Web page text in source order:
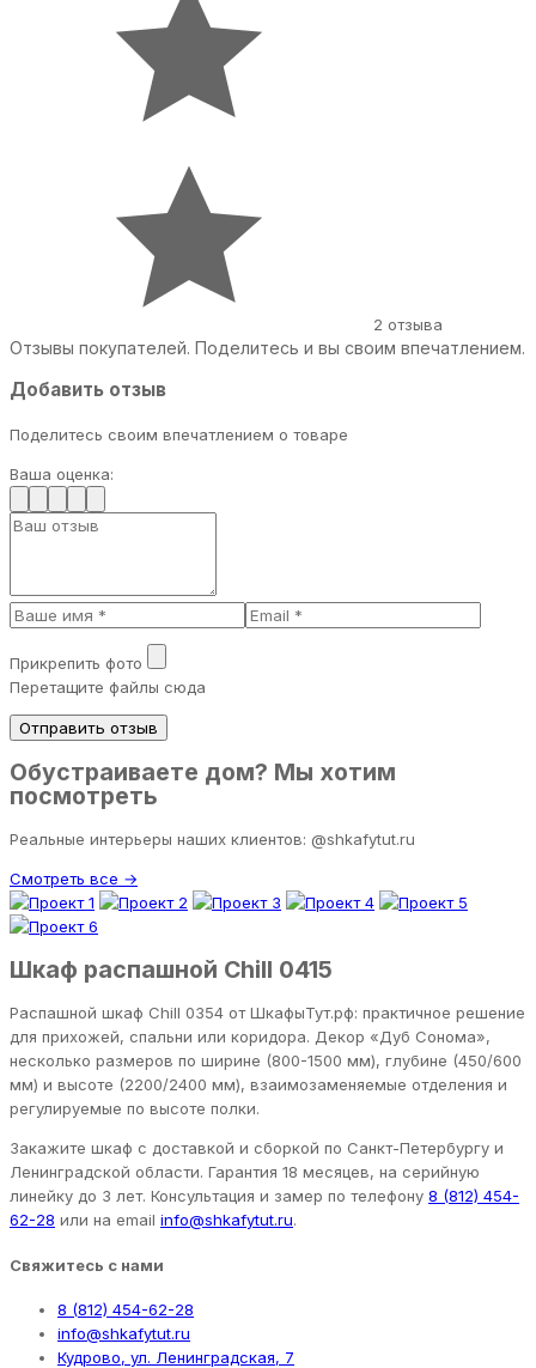
2 отзыва
Отзывы покупателей. Поделитесь и вы своим впечатлением.
Добавить отзыв
Поделитесь своим впечатлением о товаре
Ваша оценка:
Прикрепить фото
Перетащите файлы сюда
Отправить отзыв
Обустраиваете дом? Мы хотим
посмотреть
Реальные интерьеры наших клиентов: @shkafytut.ru
Смотреть все →
Шкаф распашной Chill 0415
Распашной шкаф Chill 0354 от ШкафыТут.рф: практичное решение
для прихожей, спальни или коридора. Декор «Дуб Сонома»,
несколько размеров по ширине (800-1500 мм), глубине (450/600
мм) и высоте (2200/2400 мм), взаимозаменяемые отделения и
регулируемые по высоте полки.
Закажите шкаф с доставкой и сборкой по Санкт-Петербургу и
Ленинградской области. Гарантия 18 месяцев, на серийную
линейку до 3 лет. Консультация и замер по телефону 8 (812) 454-
62-28 или на email info@shkafytut.ru.
Свяжитесь с нами
8 (812) 454-62-28
info@shkafytut.ru
Кудрово, ул. Ленинградская, 7